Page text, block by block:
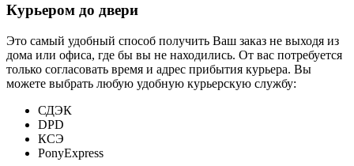
Курьером до двери
Это самый удобный способ получить Ваш заказ не выходя из
дома или офиса, где бы вы не находились. От вас потребуется
только согласовать время и адрес прибытия курьера. Вы
можете выбрать любую удобную курьерскую службу:
СДЭК
DPD
КСЭ
PonyExpress